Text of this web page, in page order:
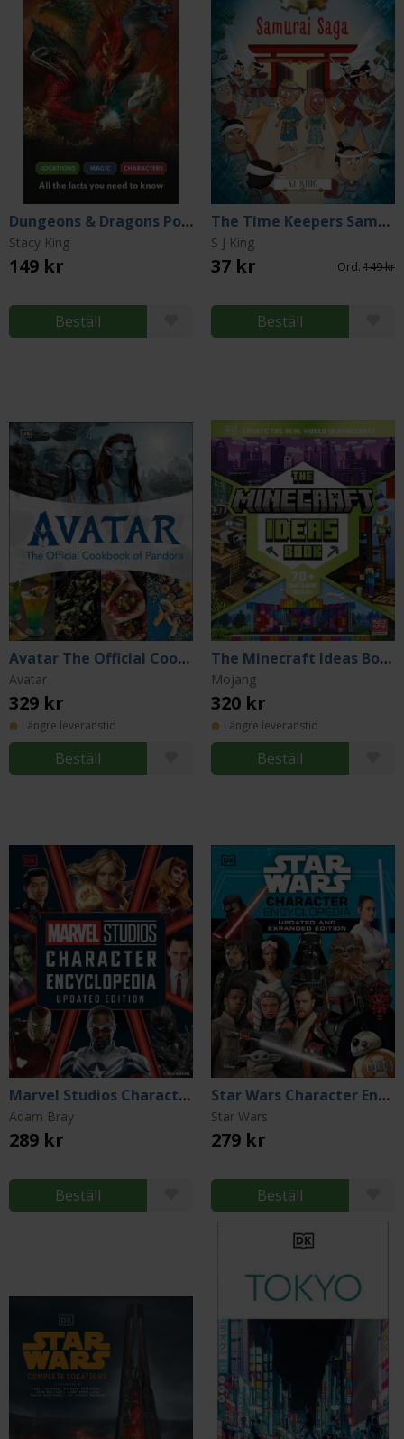
Dungeons & Dragons Pocket Expert
Stacy King
149 kr
Beställ
The Time Keepers Samurai Saga
S J King
37 kr Ord. 149 kr
Beställ
Avatar The Official Cookbook of Pandora
Avatar
329 kr
Längre leveranstid
Beställ
The Minecraft Ideas Book
Mojang
320 kr
Längre leveranstid
Beställ
Marvel Studios Character Encyclopedia (Updated Edition)
Adam Bray
289 kr
Beställ
Star Wars Character Encyclopedia
Star Wars
279 kr
Beställ